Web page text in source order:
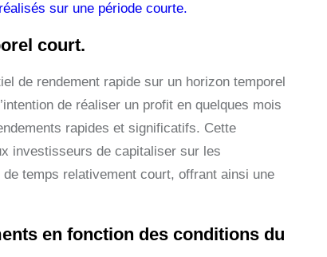
sur une période courte.
court.
de rendement rapide sur un horizon temporel
de réaliser un profit en quelques mois
rapides et significatifs. Cette
investisseurs de capitaliser sur les
temps relativement court, offrant ainsi une
en fonction des conditions du